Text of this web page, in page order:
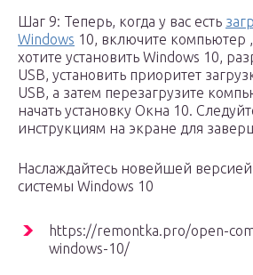
Шаг 9: Теперь, когда у вас есть
Windows 10, включите компьютер
хотите установить Windows 10,
USB, установить приоритет
USB, а затем перезагрузите
начать установку Окна 10.
инструкциям на экране для
Наслаждайтесь новейшей
системы Windows 10
https://remontka.pro/open-
windows-10/